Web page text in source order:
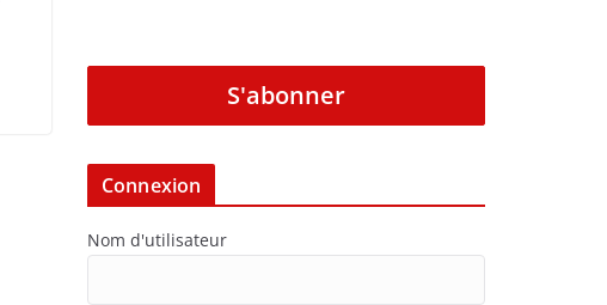
S'abonner
Connexion
Nom d'utilisateur